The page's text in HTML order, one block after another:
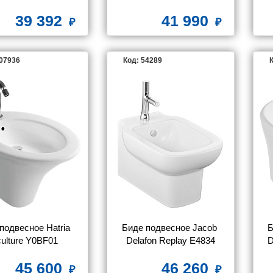
39 392 41 990
Hatria
Y0BF01
45 600
Код: 54289
Биде подвесное Jacob
Delafon Replay E4834
46 260